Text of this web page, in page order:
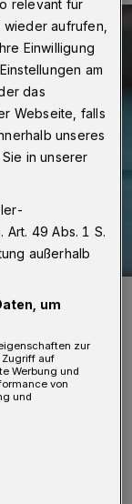
Alter ab
relevant für
aufrufen,
Einwilligung
am
das
Webseite, falls
unseres
in unserer
49 Abs. 1 S.
außerhalb
um
zur
Zugriff auf
Werbung und
von
und